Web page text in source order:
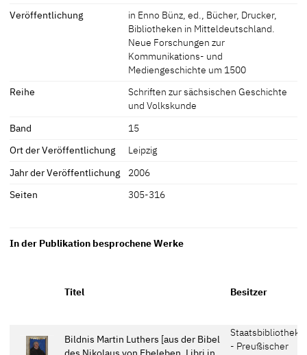
Veröffentlichung
in Enno Bünz, ed., Bücher, Drucker,
Bibliotheken in Mitteldeutschland.
Neue Forschungen zur
Kommunikations- und
Mediengeschichte um 1500
Reihe
Schriften zur sächsischen Geschichte
und Volkskunde
Band
15
Ort der Veröffentlichung
Leipzig
Jahr der Veröffentlichung
2006
Seiten
305-316
In der Publikation besprochene Werke
Titel Besitzer
Bildnis Martin Luthers [aus der Bibel
des Nikolaus von Ebeleben, Libri in
Staatsbibliothek
- Preußischer